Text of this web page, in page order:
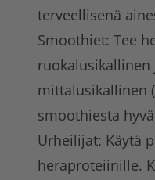
terveellisenä
Smoothiet: Tee
mittalusikallinen
smoothiesta
Urheilijat: Käytä
heraproteiinille.